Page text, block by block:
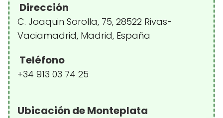
Dirección
C. Joaquin Sorolla, 75, 28522 Rivas-
Vaciamadrid, Madrid, España
Teléfono
+34 913 03 74 25
Ubicación de Monteplata